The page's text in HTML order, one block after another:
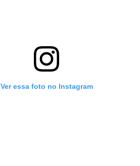
Ver essa foto no Instagram